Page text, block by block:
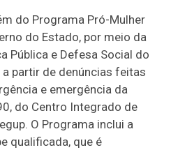
do Programa Pró-Mulher
do Estado, por meio da
Pública e Defesa Social do
partir de denúncias feitas
e emergência da
do Centro Integrado de
O Programa inclui a
qualificada, que é